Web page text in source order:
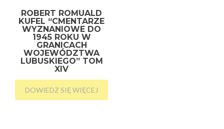
ROBERT ROMUALD
KUFEL “CMENTARZE
WYZNANIOWE DO
1945 ROKU W
GRANICACH
WOJEWÓDZTWA
LUBUSKIEGO” TOM
XIV
DOWIEDZ SIĘ WIĘCEJ